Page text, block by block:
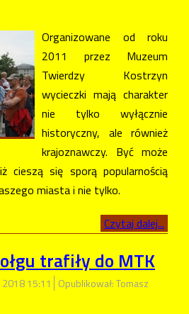
Organizowane od roku
2011 przez Muzeum
Twierdzy Kostrzyn
wycieczki mają charakter
nie tylko wyłącznie
historyczny, ale również
krajoznawczy. Być może
cieszą się sporą popularnością
miasta i nie tylko.
Czytaj dalej...
trafiły do MTK
15:11
Opublikował: Tomasz